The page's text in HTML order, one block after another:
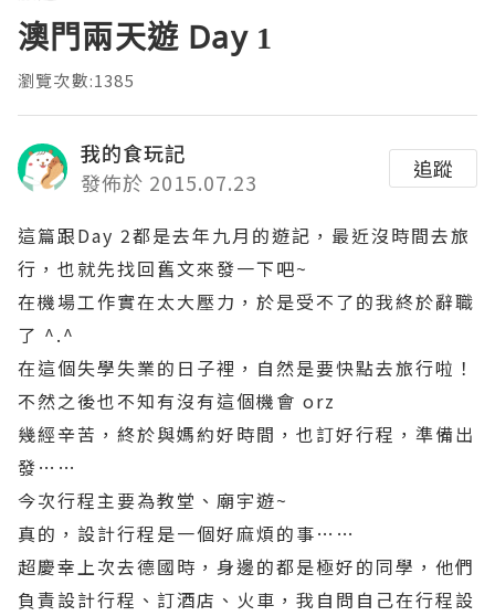
澳門兩天遊 Day 1
瀏覽次數:1385
我的食玩記
發佈於 2015.07.23
追蹤
這篇跟Day 2都是去年九月的遊記，最近沒時間去旅
行，也就先找回舊文來發一下吧~
在機場工作實在太大壓力，於是受不了的我終於辭職
了 ^.^
在這個失學失業的日子裡，自然是要快點去旅行啦！
不然之後也不知有沒有這個機會 orz
幾經辛苦，終於與媽約好時間，也訂好行程，準備出
發……
今次行程主要為教堂、廟宇遊~
真的，設計行程是一個好麻煩的事……
超慶幸上次去德國時，身邊的都是極好的同學，他們
負責設計行程、訂酒店、火車，我自問自己在行程設